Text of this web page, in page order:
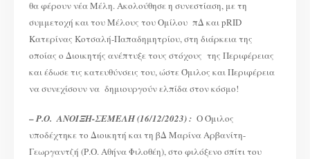
θα φέρουν νέα Μέλη. Ακολούθησε η συνεστίαση, με τη
συμμετοχή και του Μέλους του Ομίλου πΔ και pRID
Κατερίνας Κοτσαλή-Παπαδημητρίου, στη διάρκεια της
οποίας ο Διοικητής ανέπτυξε τους στόχους της Περιφέρειας
και έδωσε τις κατευθύνσεις του, ώστε Όμιλος και Περιφέρεια
να συνεχίσουν να δημιουργούν ελπίδα στον κόσμο!
–Ρ.Ο. ΑΝΟΙΞΗ-ΣΕΜΕΛΗ (16/12/2023) : O Όμιλος
υποδέχτηκε το Διοικητή και τη βΔ Μαρίνα Αρβανίτη-
Γεωργαντζή (Ρ.Ο. Αθήνα Φιλοθέη), στο φιλόξενο σπίτι του